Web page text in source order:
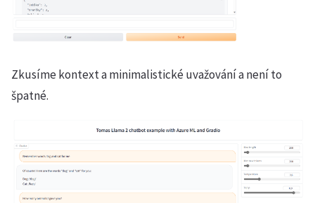
Zkusíme kontext a minimalistické uvažování a není to
špatné.